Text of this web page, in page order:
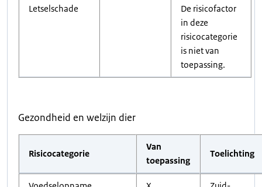
Letselschade
De risicofactor
in deze
risicocategorie
is niet van
toepassing.
Gezondheid en welzijn dier
Risicocategorie
Van
toepassing
Toelichting